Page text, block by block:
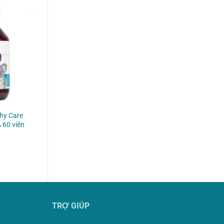
Care
60 viên
TRỢ GIÚP